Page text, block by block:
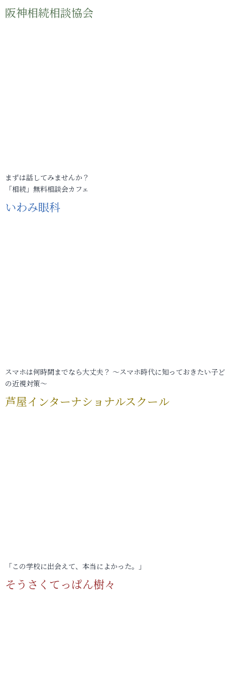
阪神相続相談協会
まずは話してみませんか？
「相続」無料相談会カフェ
いわみ眼科
スマホは何時間までなら大丈夫？ ～スマホ時代に知っておきたい子
の近視対策～
芦屋インターナショナルスクール
「この学校に出会えて、本当によかった。」
そうさくてっぱん樹々